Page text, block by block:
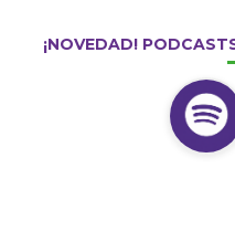
¡NOVEDAD!